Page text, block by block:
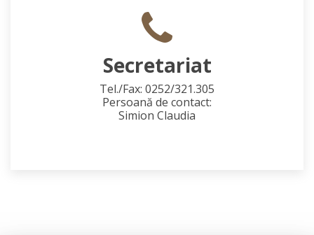
Secretariat
Tel./Fax: 0252/321.305
Persoană de contact:
Simion Claudia